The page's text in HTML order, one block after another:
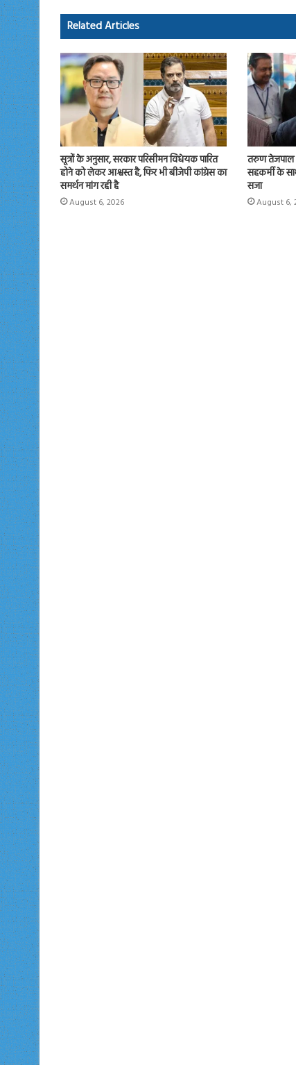
oko
n
Related Articles
सूत्रों के अनुसार, सरकार परिसीमन विधेयक पारित
होने को लेकर आश्वस्त है, फिर भी बीजेपी कांग्रेस का
समर्थन मांग रही है
August 6, 2026
तरुण तेजपाल
सहकर्मी के
सजा
August 6,